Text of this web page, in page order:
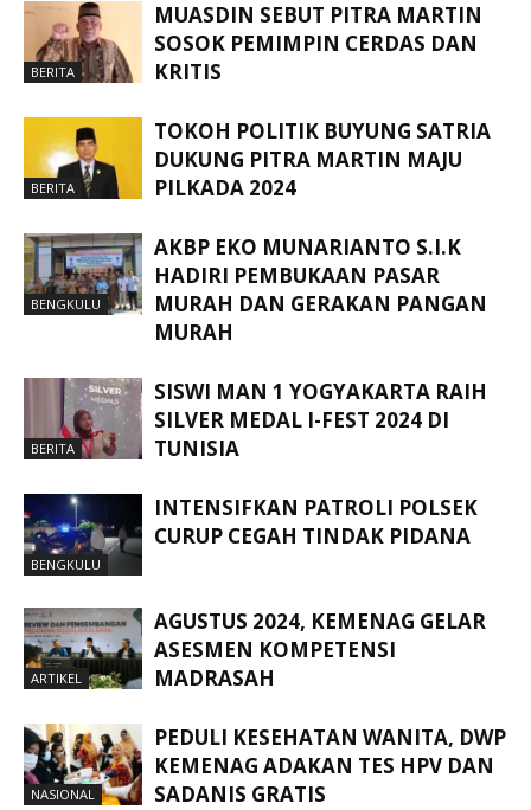
BERITA
MUASDIN SEBUT PITRA MARTIN
SOSOK PEMIMPIN CERDAS DAN
KRITIS
BERITA
TOKOH POLITIK BUYUNG SATRIA
DUKUNG PITRA MARTIN MAJU
PILKADA 2024
BENGKULU
AKBP EKO MUNARIANTO S.I.K
HADIRI PEMBUKAAN PASAR
MURAH DAN GERAKAN PANGAN
MURAH
BERITA
SISWI MAN 1 YOGYAKARTA RAIH
SILVER MEDAL I-FEST 2024 DI
TUNISIA
BENGKULU
INTENSIFKAN PATROLI POLSEK
CURUP CEGAH TINDAK PIDANA
ARTIKEL
AGUSTUS 2024, KEMENAG GELAR
ASESMEN KOMPETENSI
MADRASAH
NASIONAL
PEDULI KESEHATAN WANITA, DWP
KEMENAG ADAKAN TES HPV DAN
SADANIS GRATIS